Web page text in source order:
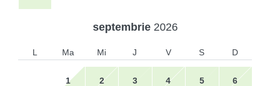
septembrie 2026
L Ma Mi J V S D
1 2 3 4 5 6